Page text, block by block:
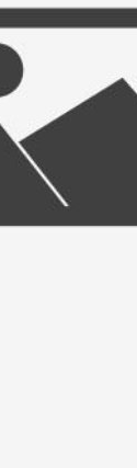
ÖFFNEN